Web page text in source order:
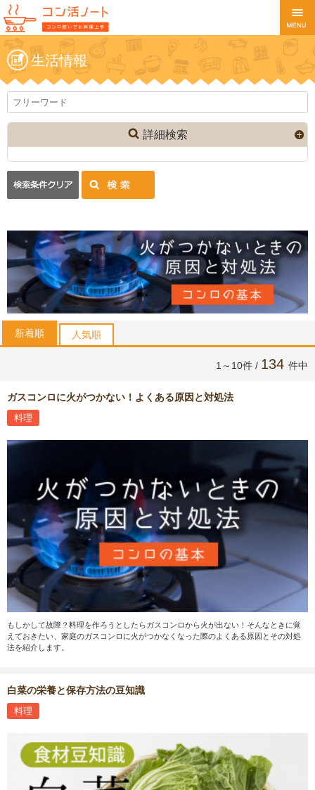
生活情報
詳細検索
新着順 人気順
1～10件 / 134 件中
ガスコンロに火がつかない！よくある原因と対処法
料理
もしかして故障？料理を作ろうとしたらガスコンロから火が出ない！そんなときに覚
えておきたい、家庭のガスコンロに火がつかなくなった際のよくある原因とその対処
法を紹介します。
白菜の栄養と保存方法の豆知識
料理